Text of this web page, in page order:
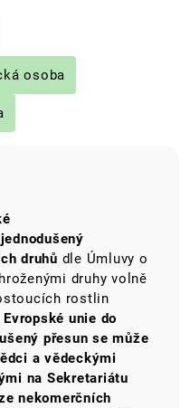
osoba
druhů dle Úmluvy o
druhy volně
rostlin
unie do
přesun se může
a vědeckými
na Sekretariátu
nekomerčních